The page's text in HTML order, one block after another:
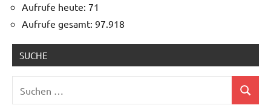
Aufrufe heute: 71
Aufrufe gesamt: 97.918
SUCHE
nach:
Suchen